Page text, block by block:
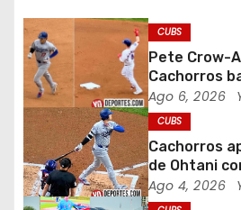
ó
n
d
e
e
CUBS
Pete Crow-
Cachorros
Dodgers
Ago 6, 2026
CUBS
Cachorros
de Ohtani
Wrigley Field
Ago 4, 2026